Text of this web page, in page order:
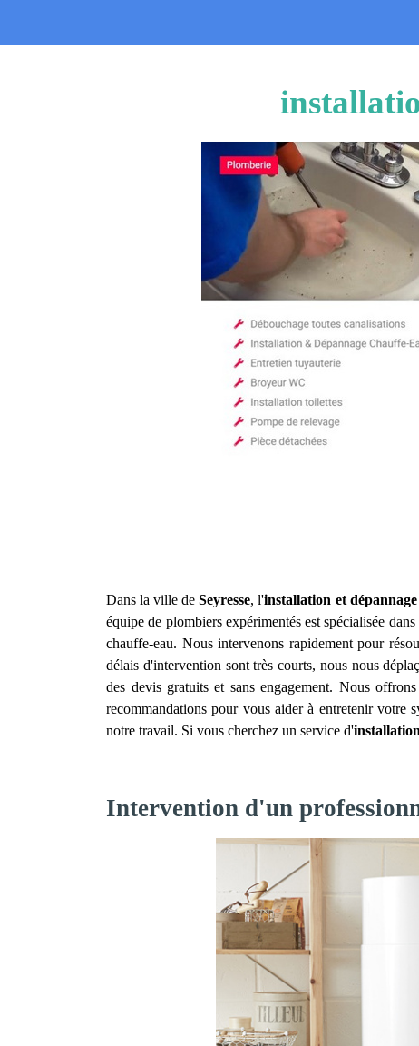
Dans la ville deSeyresse, l'installation et
équipe de plombiers expérimentés est spécialisée dans
chauffe-eau. Nous intervenons rapidement pour
délais d'intervention sont très courts, nous nous
des devis gratuits et sans engagement. Nous
recommandations pour vous aider à entretenir votre
notre travail. Si vous cherchez un service d'
Intervention d'un